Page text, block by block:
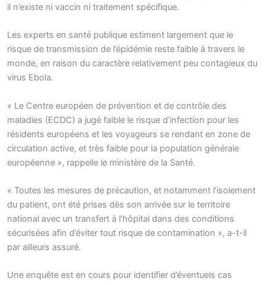
il n’existe ni vaccin ni traitement spécifique.
Les experts en santé publique estiment largement que le
risque de transmission de l’épidémie reste faible à travers le
monde, en raison du caractère relativement peu contagieux du
virus Ebola.
« Le Centre européen de prévention et de contrôle des
maladies (ECDC) a jugé faible le risque d’infection pour les
résidents européens et les voyageurs se rendant en zone de
circulation active, et très faible pour la population générale
européenne », rappelle le ministère de la Santé.
« Toutes les mesures de précaution, et notamment l’isolement
du patient, ont été prises dès son arrivée sur le territoire
national avec un transfert à l’hôpital dans des conditions
sécurisées afin d’éviter tout risque de contamination », a-t-il
par ailleurs assuré.
Une enquête est en cours pour identifier d’éventuels cas